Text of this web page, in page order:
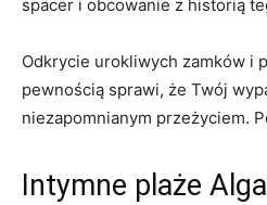
spacer i obcowanie z historią
Odkrycie urokliwych zamków i
pewnością sprawi, że Twój
niezapomnianym przeżyciem.
Intymne plaże